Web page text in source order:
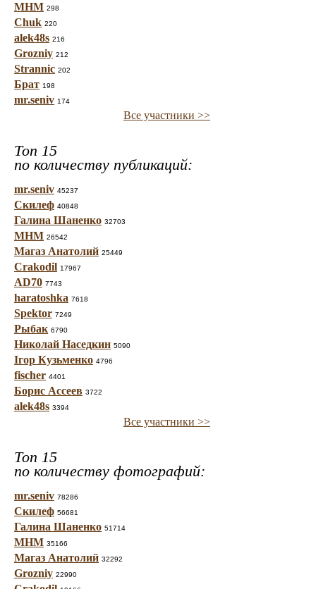
МНМ 298
Chuk 220
alek48s 216
Grozniy 212
Strannic 202
Брат 198
mr.seniv 174
Все участники >>
Топ 15
по количеству публикаций:
mr.seniv 45237
Скилеф 40848
Галина Шаненко 32703
МНМ 26542
Магаз Анатолий 25449
Crakodil 17967
AD70 7743
haratoshka 7618
Spektor 7249
Рыбак 6790
Николай Наседкин 5090
Ігор Кузьменко 4796
fischer 4401
Борис Ассеев 3722
alek48s 3394
Все участники >>
Топ 15
по количеству фотографий:
mr.seniv 78286
Скилеф 56681
Галина Шаненко 51714
МНМ 35166
Магаз Анатолий 32292
Grozniy 22990